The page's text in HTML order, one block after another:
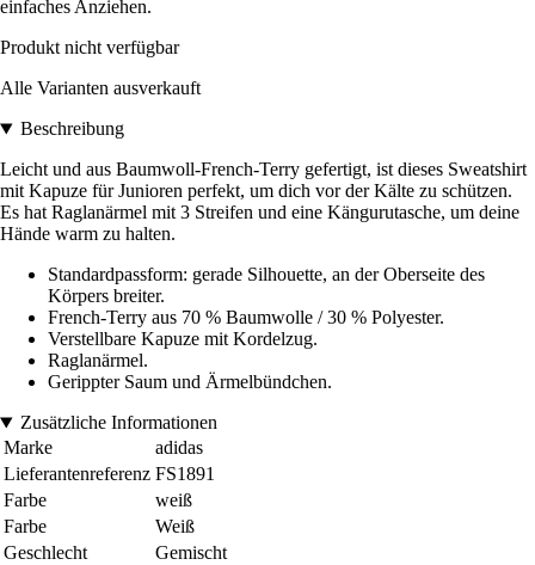
einfaches Anziehen.
Produkt nicht verfügbar
Alle Varianten ausverkauft
Beschreibung
Leicht und aus Baumwoll-French-Terry gefertigt, ist dieses Sweatshirt
mit Kapuze für Junioren perfekt, um dich vor der Kälte zu schützen.
Es hat Raglanärmel mit 3 Streifen und eine Kängurutasche, um deine
Hände warm zu halten.
Standardpassform: gerade Silhouette, an der Oberseite des
Körpers breiter.
French-Terry aus 70 % Baumwolle / 30 % Polyester.
Verstellbare Kapuze mit Kordelzug.
Raglanärmel.
Gerippter Saum und Ärmelbündchen.
Zusätzliche Informationen
Marke
adidas
Lieferantenreferenz FS1891
Farbe
weiß
Farbe
Weiß
Geschlecht
Gemischt